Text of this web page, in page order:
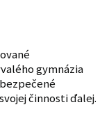
gymnázia
činnosti ďalej.